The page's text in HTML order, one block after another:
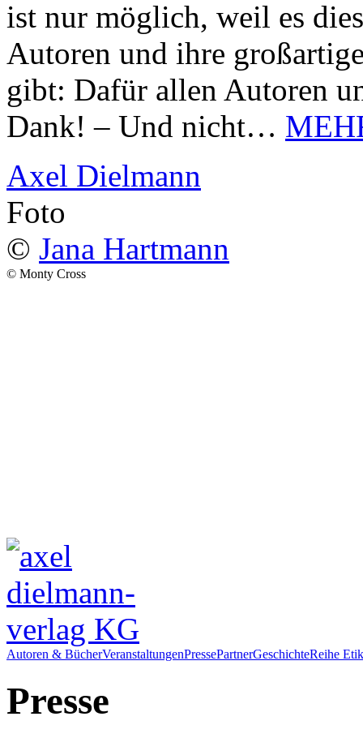
ist nur möglich, weil es
Autoren und ihre
gibt: Dafür allen Autoren
Dank! – Und nicht…
Axel Dielmann
Foto
© Jana Hartmann
© Monty Cross
Autoren & BücherVeranstaltungenPressePartnerGeschichteReihe
Presse